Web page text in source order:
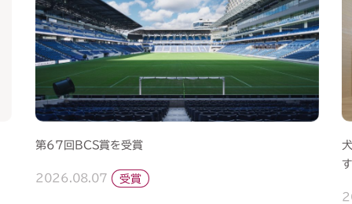
第67回BCS賞を受賞
2026.08.07 受賞